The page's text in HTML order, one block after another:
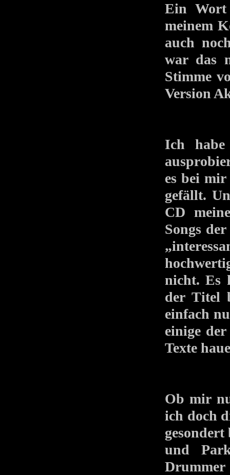
Ein Wort
meinem
auch
war
Stimme
Version
Ich habe
es bei
gefällt.
CD
Songs
nicht. Es
der Titel
einfach
einige
Texte
Ob mir
ich doch
und